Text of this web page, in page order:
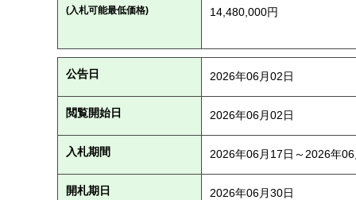
(入札可能最低価格) 14,480,000円
公告日 2026年06月02日
閲覧開始日 2026年06月02日
入札期間 2026年06月17日～2026年
開札期日 2026年06月30日